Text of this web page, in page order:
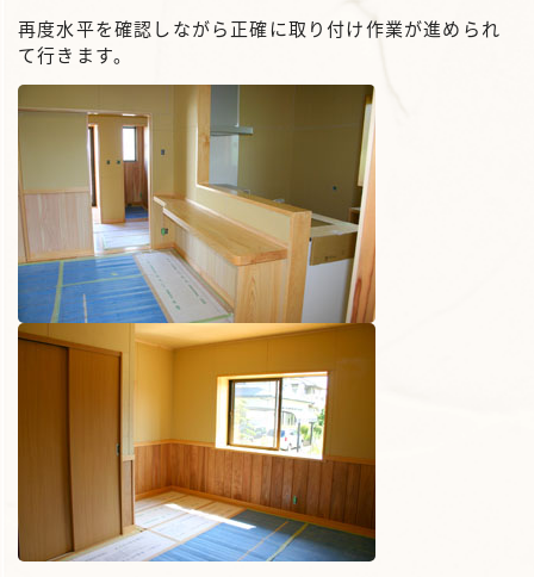
再度水平を確認しながら正確に取り付け作業が進められ
て行きます。